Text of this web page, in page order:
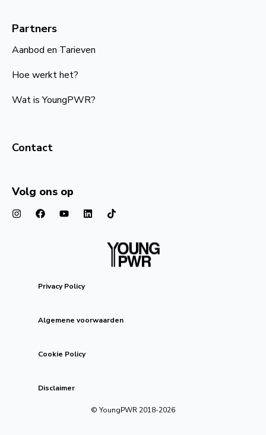
Partners
Aanbod en Tarieven
Hoe werkt het?
Wat is YoungPWR?
Contact
Volg ons op
Privacy Policy
Algemene voorwaarden
Cookie Policy
Disclaimer
© YoungPWR 2018-2026